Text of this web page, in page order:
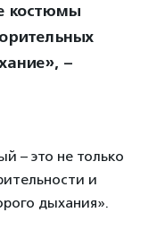
костюмы
–
– это не только
и
дыхания».